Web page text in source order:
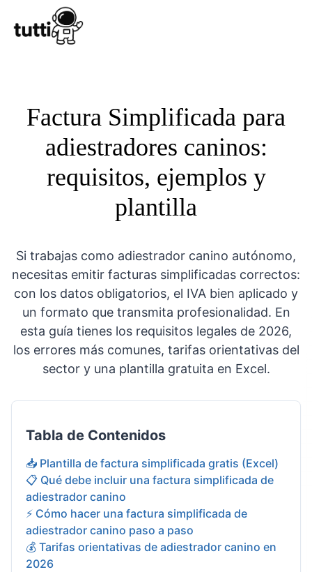
Factura Simplificada para
adiestradores caninos:
requisitos, ejemplos y
plantilla
Si trabajas como adiestrador canino autónomo,
necesitas emitir facturas simplificadas correctos:
con los datos obligatorios, el IVA bien aplicado y
un formato que transmita profesionalidad. En
esta guía tienes los requisitos legales de 2026,
los errores más comunes, tarifas orientativas del
sector y una plantilla gratuita en Excel.
Tabla de Contenidos
📥 Plantilla de factura simplificada gratis (Excel)
📋 Qué debe incluir una factura simplificada de
adiestrador canino
⚡ Cómo hacer una factura simplificada de
adiestrador canino paso a paso
💰 Tarifas orientativas de adiestrador canino en
2026